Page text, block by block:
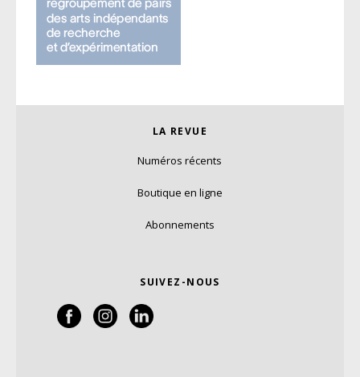
LA REVUE
Numéros récents
Boutique en ligne
Abonnements
SUIVEZ-NOUS